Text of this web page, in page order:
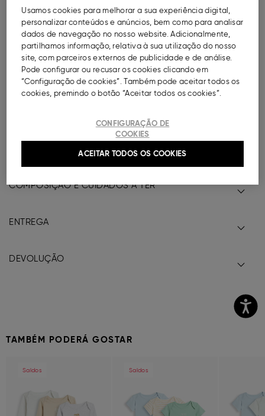
DESCRIÇÃO
Pack com três bodies de manga comprida, para
menino, em 100% algodão macio e confortável.
pressão no entrepernas. Etiqueta interior estampada
para não irritar a pele. Três opções de cores diferentes.
000041147757035
COMPOSIÇÃO E CUIDADOS A TER
ENTREGA
DEVOLUÇÃO
TAMBÉM PODERÁ GOSTAR
Saldos Saldos
Usamos cookies para melhorar a sua experiência digital,
personalizar conteúdos e anúncios, bem como para analisar
dados de navegação no nosso website. Adicionalmente,
partilhamos informação, relativa à sua utilização do nosso
site, com parceiros externos de publicidade e de análise.
Pode configurar ou recusar os cookies clicando em
“Configuração de cookies”. Também pode aceitar todos os
cookies, premindo o botão “Aceitar todos os cookies”.
CONFIGURAÇÃO DE
COOKIES
ACEITAR TODOS OS COOKIES